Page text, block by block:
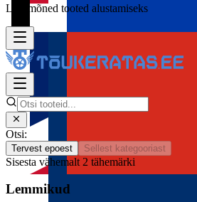
Lisa mõned tooted alustamiseks
Otsi:
Tervest epoest Sellest kategooriast
Sisesta vähemalt 2 tähemärki
Lemmikud